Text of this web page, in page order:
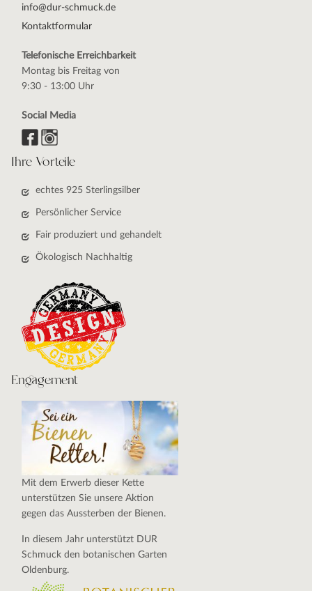
info@dur-schmuck.de
Kontaktformular
Telefonische Erreichbarkeit
Montag bis Freitag von
9:30 - 13:00 Uhr
Social Media
Ihre Vorteile
echtes 925 Sterlingsilber
Persönlicher Service
Fair produziert und gehandelt
Ökologisch Nachhaltig
Engagement
Mit dem Erwerb dieser Kette
unterstützen Sie unsere Aktion
gegen das Aussterben der Bienen.
In diesem Jahr unterstützt DUR
Schmuck den botanischen Garten
Oldenburg.